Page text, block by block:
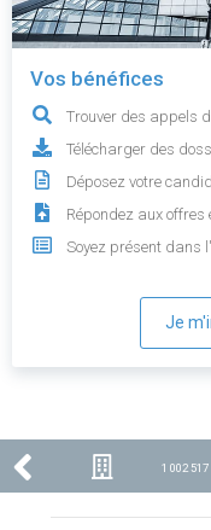
Vos bénéfices
Trouver des appels
Télécharger des
Déposez votre
Répondez aux offres
Soyez présent dans
Je
1 002 517